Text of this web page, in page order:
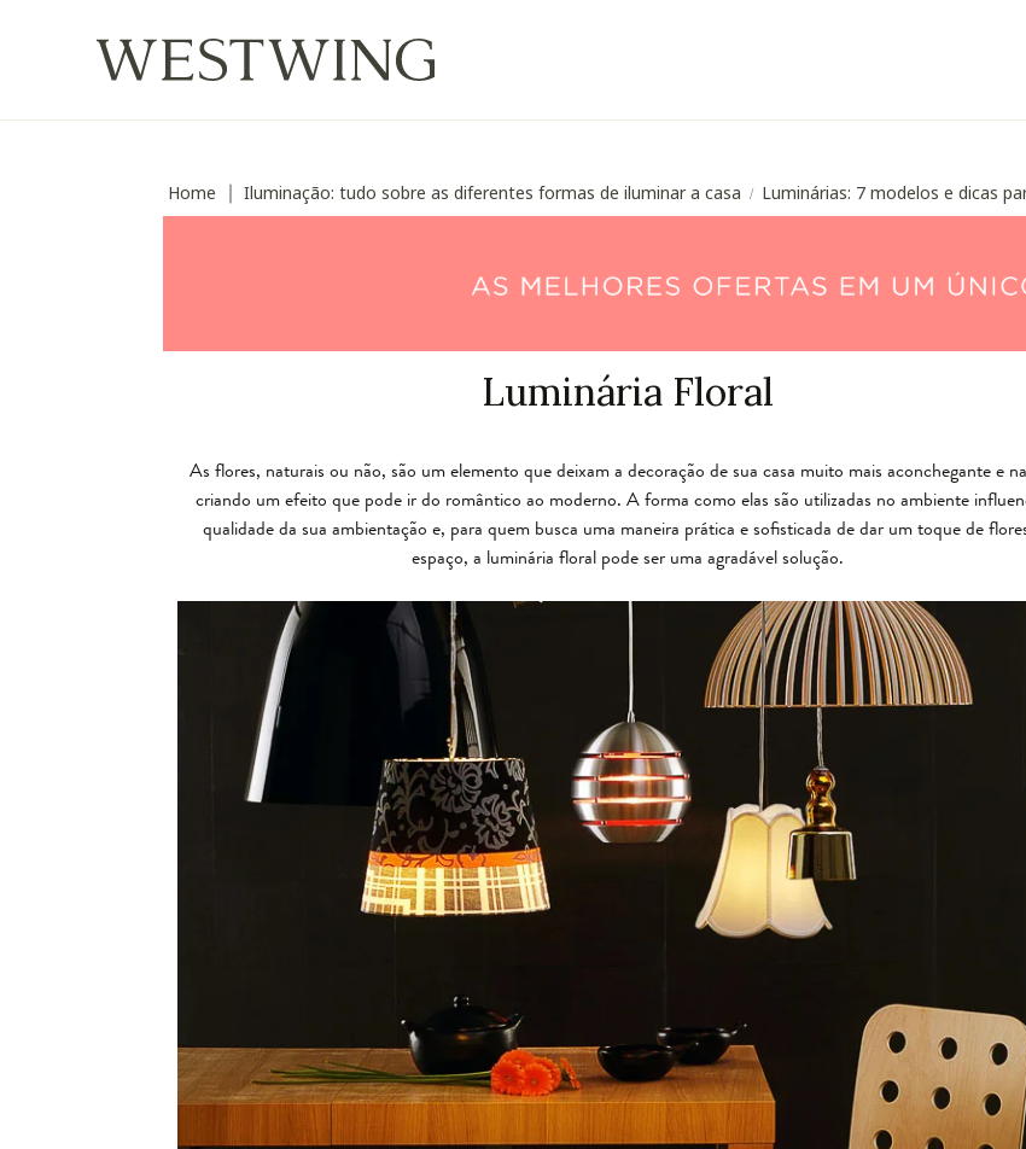
Home Iluminação: tudo sobre as diferentes formas de iluminar a casa / Luminárias: 7 modelos e dicas
Luminária Floral
As flores, naturais ou não, são um elemento que deixam a decoração de sua casa muito mais aconchegante e
criando um efeito que pode ir do romântico ao moderno. A forma como elas são utilizadas no ambiente
qualidade da sua ambientação e, para quem busca uma maneira prática e sofisticada de dar um toque de
espaço, a luminária floral pode ser uma agradável solução.